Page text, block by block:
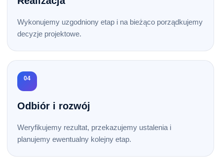
Wykonujemy uzgodniony etap i na bieżąco porządkujemy
decyzje projektowe.
04
Odbiór i rozwój
Weryfikujemy rezultat, przekazujemy ustalenia i
planujemy ewentualny kolejny etap.